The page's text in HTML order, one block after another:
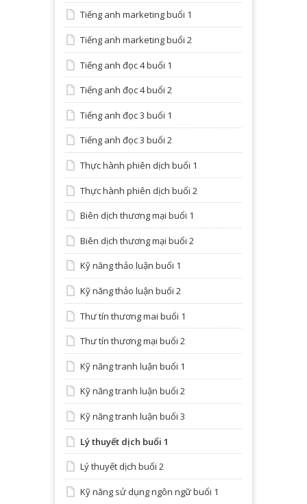
Tiếng anh marketing buổi 1
Tiếng anh marketing buổi 2
Tiếng anh đọc 4 buổi 1
Tiếng anh đọc 4 buổi 2
Tiếng anh đọc 3 buổi 1
Tiếng anh đọc 3 buổi 2
Thực hành phiên dịch buổi 1
Thực hành phiên dịch buổi 2
Biên dịch thương mại buổi 1
Biên dịch thương mại buổi 2
Kỹ năng thảo luận buổi 1
Kỹ năng thảo luận buổi 2
Thư tín thương mai buổi 1
Thư tín thương mại buổi 2
Kỹ năng tranh luận buổi 1
Kỹ năng tranh luận buổi 2
Kỹ năng tranh luận buổi 3
Lý thuyết dịch buổi 1
Lý thuyết dịch buổi 2
Kỹ năng sử dụng ngôn ngữ buổi 1